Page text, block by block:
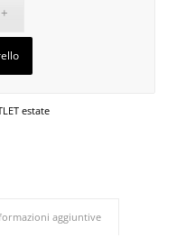
estate
aggiuntive